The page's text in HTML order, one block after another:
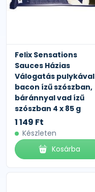
Felix Sensations
Sauces Házias
Válogatás pulykával
bacon ízű szószban,
báránnyal vad ízű
szószban 4 x 85 g
1 149 Ft
Készleten
Kosárba